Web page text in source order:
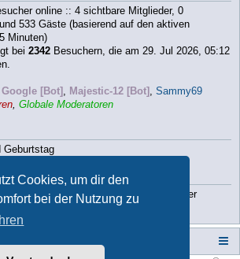
Cookies, um dir den
bei der Nutzung zu
online :: 4 sichtbare Mitglieder, 0
533 Gäste (basierend auf den aktiven
Minuten)
bei 2342 Besuchern, die am 29. Jul 2026, 05:12
Google [Bot] , Majestic-12 [Bot] , Sammy69
, Globale Moderatoren
Geburtstag
• Themen insgesamt9813
• Mitglieder
Paula2026